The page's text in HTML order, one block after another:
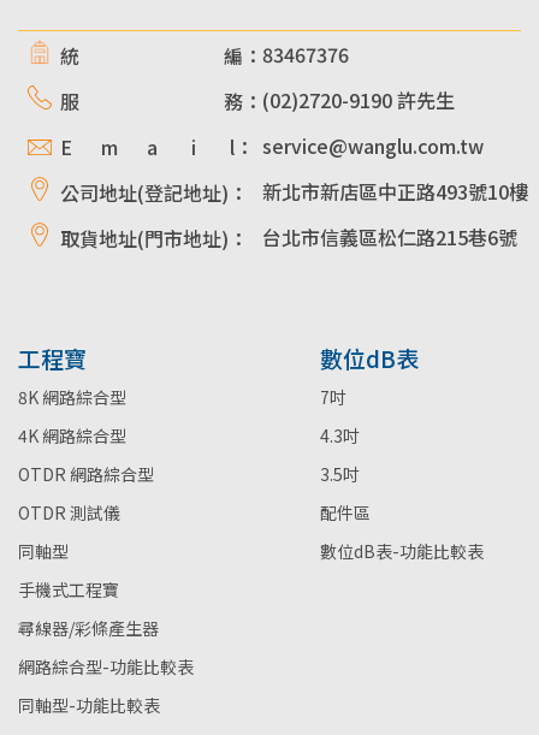
統 編： 83467376
服 務： (02)2720-9190 許先生
E m a i l： service@wanglu.com.tw
公司地址(登記地址)：
新北市新店區中正路493號10樓
取貨地址(門市地址)：
台北市信義區松仁路215巷6號
工程寶
8K 網路綜合型
4K 網路綜合型
OTDR 網路綜合型
OTDR 測試儀
同軸型
手機式工程寶
尋線器/彩條產生器
網路綜合型-功能比較表
同軸型-功能比較表
數位dB表
7吋
4.3吋
3.5吋
配件區
數位dB表-功能比較表